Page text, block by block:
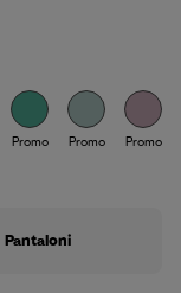
Promo Promo Promo
Pantaloni